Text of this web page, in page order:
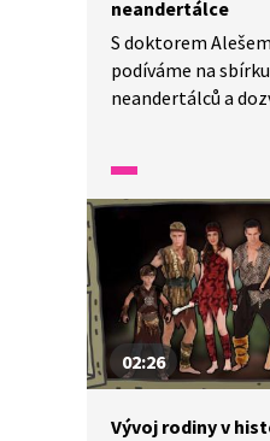
neandertálce
S doktorem
podíváme na
neandertálců a
praopů, stejně jako
neandertálci i
ze stejného tvora.
dokonce vedle
02:26
Vývoj rodiny v